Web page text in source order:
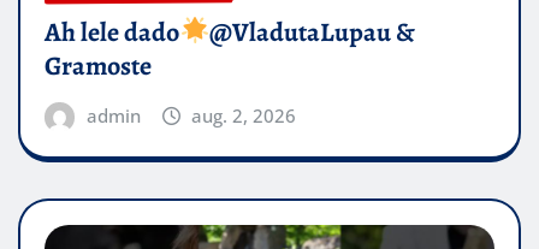
Ah lele dado​
@VladutaLupau &
Gramoste
admin aug. 2, 2026